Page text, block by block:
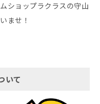
ショップラクラスの守山
ませ！
いて